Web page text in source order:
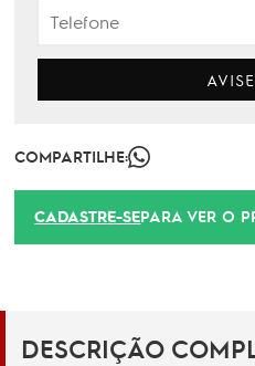
COMPARTILHE:
CADASTRE-SEPARA VER O
DESCRIÇÃO